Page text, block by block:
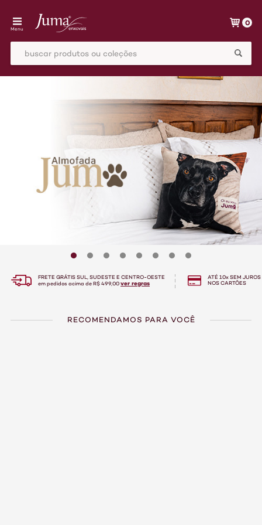
Menu
0
FRETE GRÁTIS SUL, SUDESTE E CENTRO-OESTE
em pedidos acima de R$ 499,00 ver regras
ATÉ 10x SEM JUROS
NOS CARTÕES
RECOMENDAMOS PARA VOCÊ